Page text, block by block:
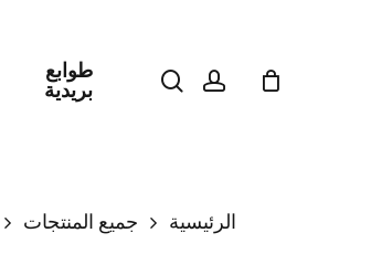
طوابع
بريدية searchaccount
الرئيسية جميع المنتجات